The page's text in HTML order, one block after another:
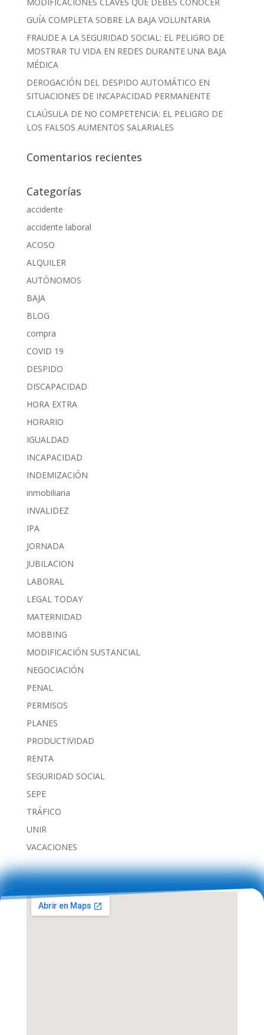
GUÍA COMPLETA SOBRE LA BAJA VOLUNTARIA
FRAUDE A LA SEGURIDAD SOCIAL: EL PELIGRO DE
MOSTRAR TU VIDA EN REDES DURANTE UNA BAJA
MÉDICA
DEROGACIÓN DEL DESPIDO AUTOMÁTICO EN
SITUACIONES DE INCAPACIDAD PERMANENTE
CLAÚSULA DE NO COMPETENCIA: EL PELIGRO DE
LOS FALSOS AUMENTOS SALARIALES
Comentarios recientes
Categorías
accidente
accidente laboral
ACOSO
ALQUILER
AUTÓNOMOS
BAJA
BLOG
compra
COVID 19
DESPIDO
DISCAPACIDAD
HORA EXTRA
HORARIO
IGUALDAD
INCAPACIDAD
INDEMIZACIÓN
inmobiliaria
INVALIDEZ
IPA
JORNADA
JUBILACION
LABORAL
LEGAL TODAY
MATERNIDAD
MOBBING
MODIFICACIÓN SUSTANCIAL
NEGOCIACIÓN
PENAL
PERMISOS
PLANES
PRODUCTIVIDAD
RENTA
SEGURIDAD SOCIAL
SEPE
TRÁFICO
UNIR
VACACIONES